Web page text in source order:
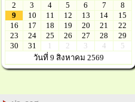
2
3 4 5 6 7
8
9
10 11 12 13 14
15
16
17 18 19 20 21
22
23
24 25 26 27 28
29
30
31 1 2 3 4
5
วันที่ 9 สิงหาคม 2569